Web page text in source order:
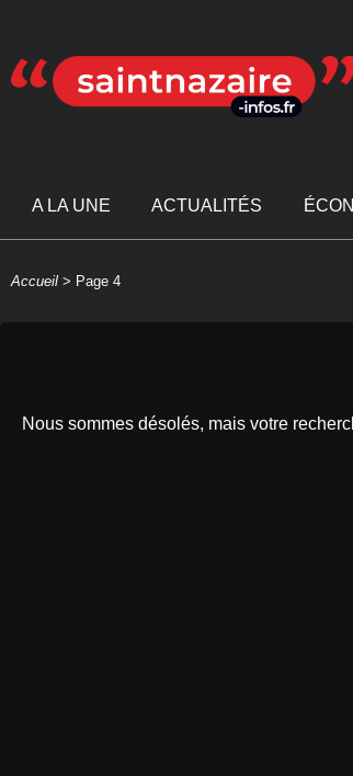
A LA UNE ACTUALITÉS
Accueil > Page 4
Nous sommes désolés, mais votre